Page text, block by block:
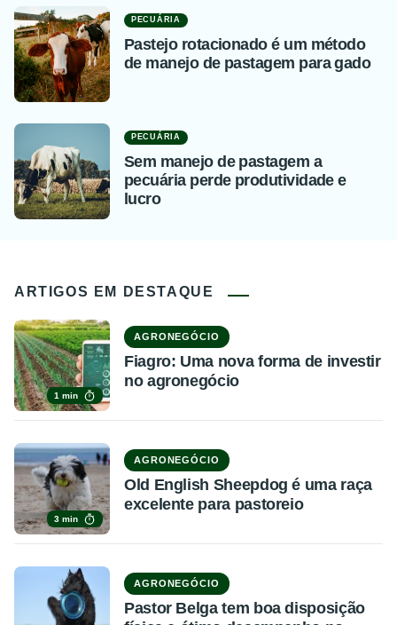
PECUÁRIA
Pastejo rotacionado é um método
de manejo de pastagem para gado
PECUÁRIA
Sem manejo de pastagem a
pecuária perde produtividade e
lucro
ARTIGOS EM DESTAQUE
1 min
AGRONEGÓCIO
Fiagro: Uma nova forma de investir
no agronegócio
3 min
AGRONEGÓCIO
Old English Sheepdog é uma raça
excelente para pastoreio
AGRONEGÓCIO
Pastor Belga tem boa disposição